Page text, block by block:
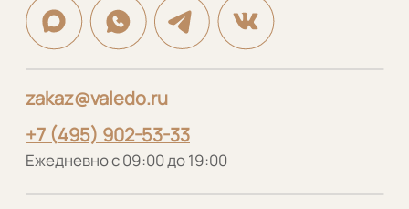
Стеновые панели
Шкафы-купе
Контакты
разрешения правообладателя строго запрещено